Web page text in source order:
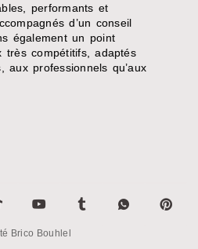
performants et
d’un conseil
également un point
très compétitifs, adaptés
aux professionnels qu’aux
Brico Bouhlel